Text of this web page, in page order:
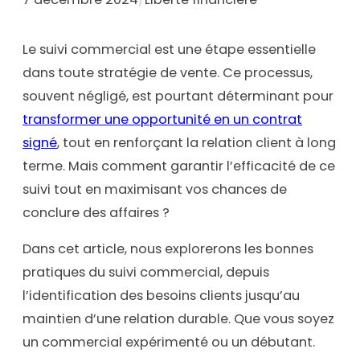
Le suivi commercial est une étape essentielle
dans toute stratégie de vente. Ce processus,
souvent négligé, est pourtant déterminant pour
transformer une opportunité en un contrat
signé, tout en renforçant la relation client à long
terme. Mais comment garantir l’efficacité de ce
suivi tout en maximisant vos chances de
conclure des affaires ?
Dans cet article, nous explorerons les bonnes
pratiques du suivi commercial, depuis
l’identification des besoins clients jusqu’au
maintien d’une relation durable. Que vous soyez
un commercial expérimenté ou un débutant.